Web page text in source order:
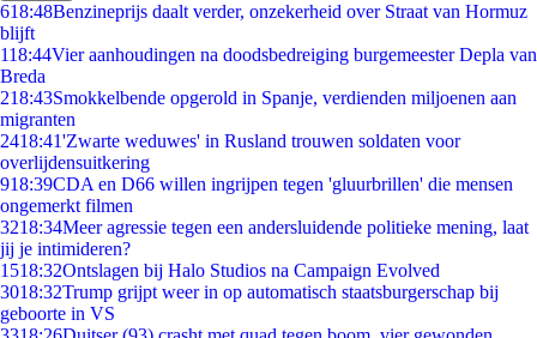
618:48Benzineprijs daalt verder, onzekerheid over Straat van Hormuz
blijft
118:44Vier aanhoudingen na doodsbedreiging burgemeester Depla van
Breda
218:43Smokkelbende opgerold in Spanje, verdienden miljoenen aan
migranten
2418:41'Zwarte weduwes' in Rusland trouwen soldaten voor
overlijdensuitkering
918:39CDA en D66 willen ingrijpen tegen 'gluurbrillen' die mensen
ongemerkt filmen
3218:34Meer agressie tegen een andersluidende politieke mening, laat
jij je intimideren?
1518:32Ontslagen bij Halo Studios na Campaign Evolved
3018:32Trump grijpt weer in op automatisch staatsburgerschap bij
geboorte in VS